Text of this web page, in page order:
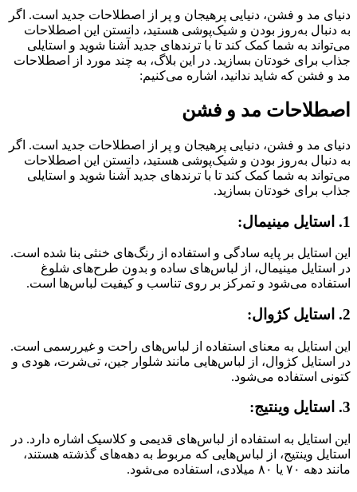
دنیای مد و فشن، دنیایی پرهیجان و پر از اصطلاحات جدید است. اگر
به دنبال به‌روز بودن و شیک‌پوشی هستید، دانستن این اصطلاحات
می‌تواند به شما کمک کند تا با ترندهای جدید آشنا شوید و استایلی
جذاب برای خودتان بسازید. در این بلاگ، به چند مورد از اصطلاحات
مد و فشن که شاید ندانید، اشاره می‌کنیم:
اصطلاحات مد و فشن
دنیای مد و فشن، دنیایی پرهیجان و پر از اصطلاحات جدید است. اگر
به دنبال به‌روز بودن و شیک‌پوشی هستید، دانستن این اصطلاحات
می‌تواند به شما کمک کند تا با ترندهای جدید آشنا شوید و استایلی
جذاب برای خودتان بسازید.
1. استایل مینیمال:
این استایل بر پایه سادگی و استفاده از رنگ‌های خنثی بنا شده است.
در استایل مینیمال، از لباس‌های ساده و بدون طرح‌های شلوغ
استفاده می‌شود و تمرکز بر روی تناسب و کیفیت لباس‌ها است.
2. استایل کژوال:
این استایل به معنای استفاده از لباس‌های راحت و غیررسمی است.
در استایل کژوال، از لباس‌هایی مانند شلوار جین، تی‌شرت، هودی و
کتونی استفاده می‌شود.
3. استایل وینتیج:
این استایل به استفاده از لباس‌های قدیمی و کلاسیک اشاره دارد. در
استایل وینتیج، از لباس‌هایی که مربوط به دهه‌های گذشته هستند،
مانند دهه ۷۰ یا ۸۰ میلادی، استفاده می‌شود.